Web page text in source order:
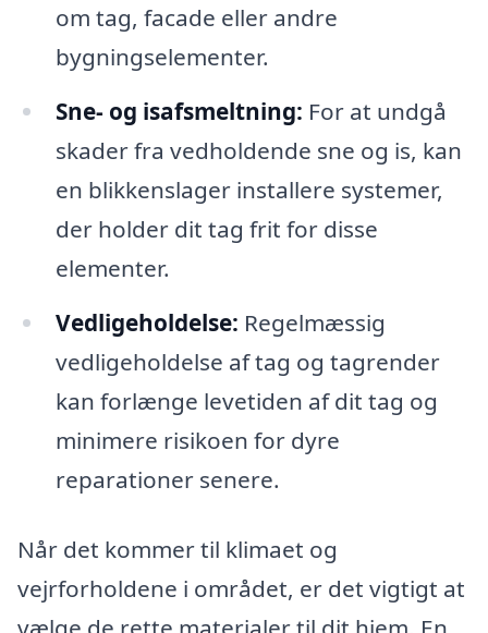
om tag, facade eller andre
bygningselementer.
Sne- og isafsmeltning: For at undgå
skader fra vedholdende sne og is, kan
en blikkenslager installere systemer,
der holder dit tag frit for disse
elementer.
Vedligeholdelse: Regelmæssig
vedligeholdelse af tag og tagrender
kan forlænge levetiden af dit tag og
minimere risikoen for dyre
reparationer senere.
Når det kommer til klimaet og
vejrforholdene i området, er det vigtigt at